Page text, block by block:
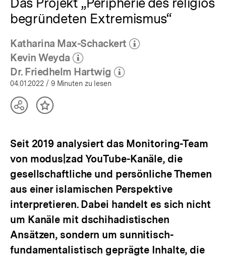
begründeten Extremismus“
Katharina Max-Schackert
(Mehr zum Autor)
Kevin Weyda
(Mehr zum Autor)
öffnen
Dr. Friedhelm Hartwig
(Mehr zum Autor)
öffnen
04.01.2022 / 9 Minuten zu lesen
TeilenInhalt
Seit 2019 analysiert das Monitoring-Team
von modus|zad YouTube-Kanäle, die
gesellschaftliche und persönliche Themen
aus einer islamischen Perspektive
interpretieren. Dabei handelt es sich nicht
um Kanäle mit dschihadistischen
Ansätzen, sondern um sunnitisch-
fundamentalistisch geprägte Inhalte, die